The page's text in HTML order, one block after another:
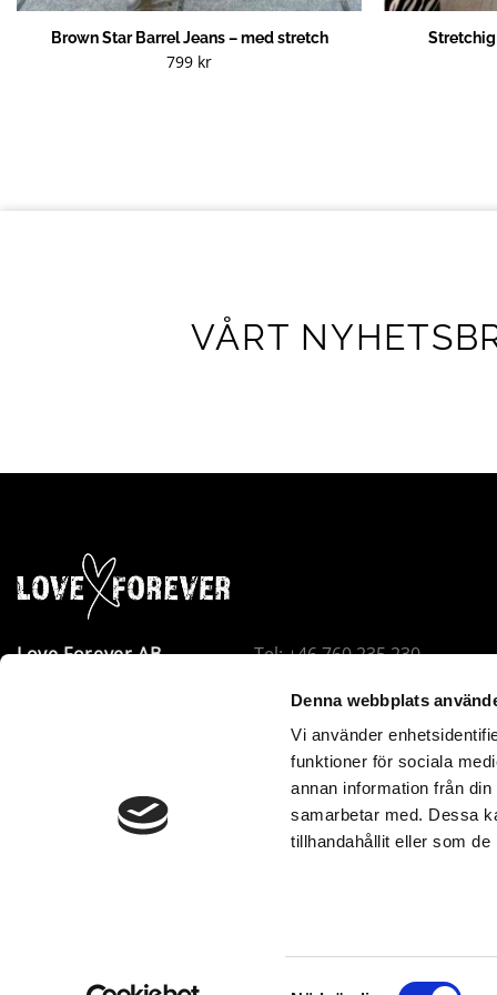
Denna webbplats
Vi använder
funktioner för sociala
annan information från
samarbetar med. Dessa
tillhandahållit eller som
Brown Star Barrel Jeans – med stretch
799 kr
VÅRT
Love Forever AB
Tel: +46 760 235 230
Org.nr: 556778-8475
Innehar F-skattesedel
Love Forever är VOEC-registrerat i Norge. Beställningar
utan tull eller extra avgifter – inga andra kostnader
www.loveforever.se. Norsk moms betalas direkt i kassan.